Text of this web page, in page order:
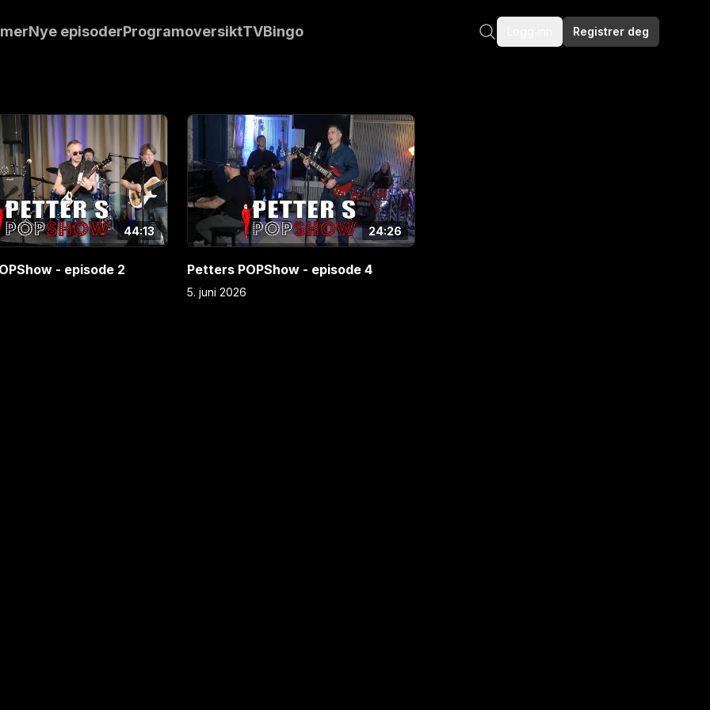
Nye episoderProgramoversiktTVBingo Registrer deg
fra Hals
en
single fra
44:13
- episode 2
24:26
Petters POPShow - episode 4
5. juni 2026